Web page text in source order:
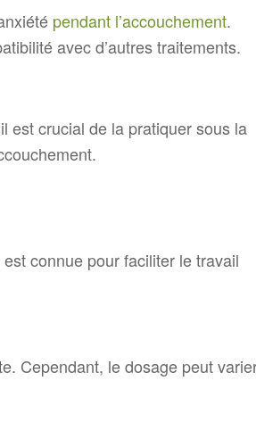
pendant l’accouchement.
avec d’autres traitements.
est crucial de la pratiquer sous la
connue pour faciliter le travail
Cependant, le dosage peut